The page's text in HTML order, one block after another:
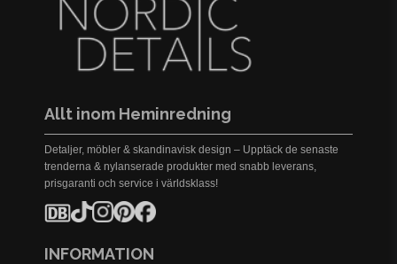
Allt inom Heminredning
Detaljer, möbler & skandinavisk design – Upptäck de senaste
trenderna & nylanserade produkter med snabb leverans,
prisgaranti och service i världsklass!
INFORMATION